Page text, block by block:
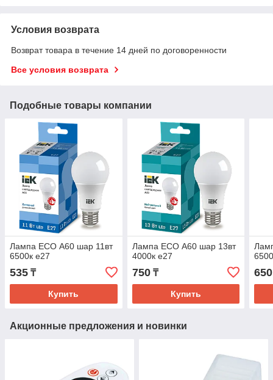
Условия возврата
Возврат товара в течение 14 дней по договоренности
Все условия возврата
Подобные товары компании
Лампа ECO А60 шар 11вт
6500к е27
535 ₸
Купить
Лампа ECO А60 шар 13вт
4000к е27
750₸
Купить
650
Акционные предложения и новинки